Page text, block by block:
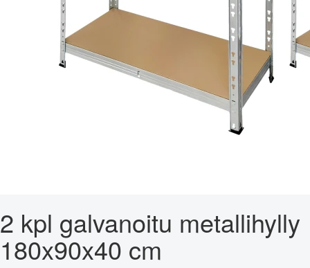
2 kpl galvanoitu metallihylly
180x90x40 cm